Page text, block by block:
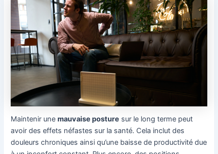
Maintenir unemauvaise posture sur le long terme peut
avoir des effets néfastes sur la santé. Cela inclut des
douleurs chroniques ainsi qu’une baisse de productivité due